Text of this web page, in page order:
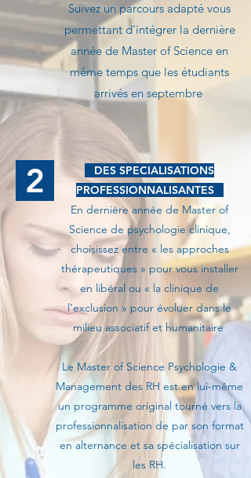
Suivez un parcours adapté vous
permettant d’intégrer la dernière
année de Master of Science en
même temps que les étudiants
arrivés en septembre ​
2
DES SPECIALISATIONS
PROFESSIONNALISANTES
En dernière année de Master of
Science de psychologie clinique,
choisissez entre « les approches
thérapeutiques » pour vous installer
en libéral ou « la clinique de
l’exclusion » pour évoluer dans le
milieu associatif et humanitaire ​
Le Master of Science Psychologie &
Management des RH est en lui-même
un programme original tourné vers la
professionnalisation de par son format
en alternance et sa spécialisation sur
les RH.